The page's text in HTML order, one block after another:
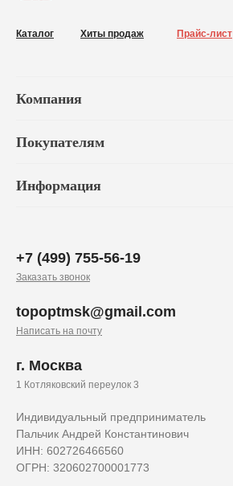
Каталог Хиты продаж Прайс-лист
Компания
Покупателям
Информация
Индивидуальный предприниматель
Пальчик Андрей Константинович
ИНН: 602726466560
ОГРН: 320602700001773
+7 (499) 755-56-19
Заказать звонок
topoptmsk@gmail.com
Написать на почту
г. Москва
1 Котляковский переулок 3